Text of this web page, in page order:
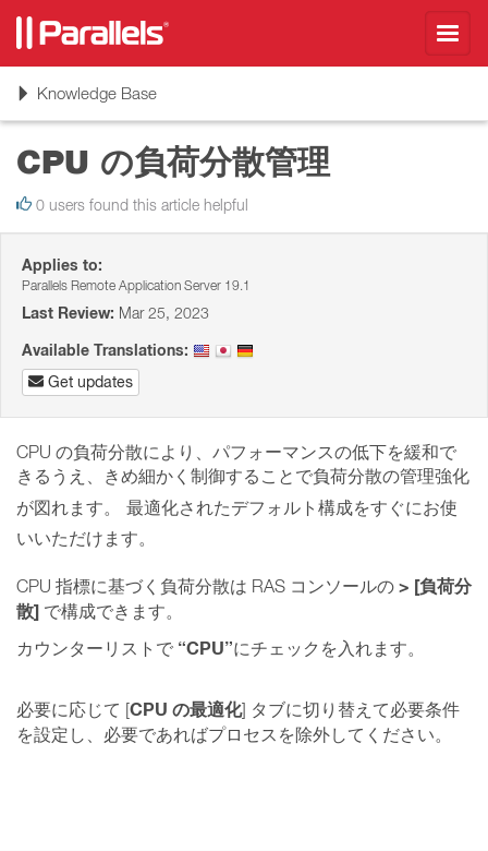
ToggleKnowledge Base
CPU の負荷分散管理
0 users found this article helpful
Applies to:
Parallels Remote Application Server 19.1
Last Review: Mar 25, 2023
Available Translations:
Get updates
CPU の負荷分散により、パフォーマンスの低下を緩和で
きるうえ、きめ細かく制御することで負荷分散の管理強化
が図れます。
最適化されたデフォルト構成をすぐにお使
いいただけます。
CPU 指標に基づく負荷分散は RAS コンソールの > [負荷分
散] で構成できます。
カウンターリストで “CPU”にチェックを入れます。
必要に応じて [CPU の最適化] タブに切り替えて必要条件
を設定し、必要であればプロセスを除外してください。